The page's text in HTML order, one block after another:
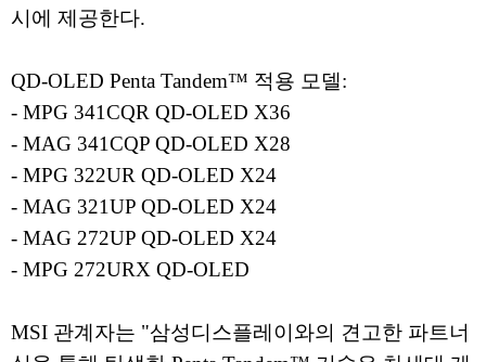
시에 제공한다.
QD-OLED Penta Tandem™ 적용 모델:
- MPG 341CQR QD-OLED X36
- MAG 341CQP QD-OLED X28
- MPG 322UR QD-OLED X24
- MAG 321UP QD-OLED X24
- MAG 272UP QD-OLED X24
- MPG 272URX QD-OLED
MSI 관계자는 "삼성디스플레이와의 견고한 파트너